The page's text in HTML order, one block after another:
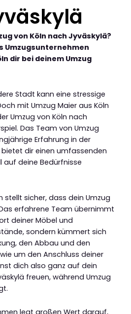
von Köln nach Jyväskylä?
Umzugsunternehmen
dir bei deinem Umzug
Stadt kann eine stressige
mit Umzug Maier aus Köln
Umzug von Köln nach
Das Team von Umzug
Erfahrung in der
dir einen umfassenden
auf deine Bedürfnisse
stellt sicher, dass dein Umzug
erfahrene Team übernimmt
deiner Möbel und
sondern kümmert sich
den Abbau und den
um den Anschluss deiner
dich also ganz auf dein
freuen, während Umzug